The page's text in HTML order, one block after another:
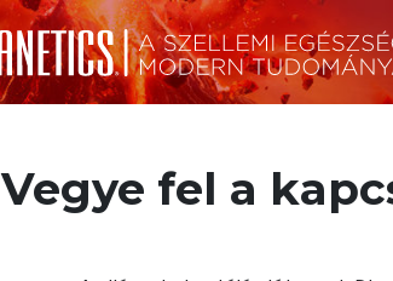
Vegye fel a